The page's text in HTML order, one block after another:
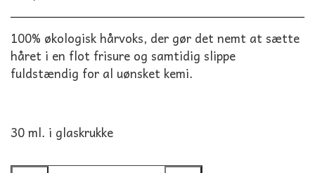
100% økologisk hårvoks, der gør det nemt at sætte
håret i en flot frisure og samtidig slippe
fuldstændig for al uønsket kemi.
30 ml. i glaskrukke